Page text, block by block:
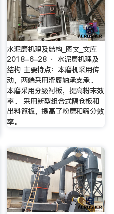
水泥磨机理及结构_图文_文库
2018-6-28 · 水泥磨机理及
结构 主要特点：本磨机采用传
动，两端采用滑履轴承支承。
本磨采用分级衬板，提高粉末效
率。 采用新型组合式隔仓板和
出料篦板，提高了粉磨和筛分效
率。